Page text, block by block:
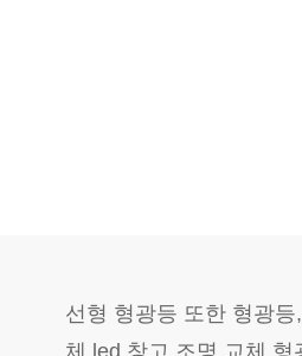
선형 형광등 또한 형광
체 led 창고 조명 교체